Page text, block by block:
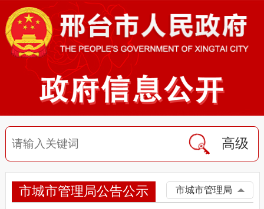
高级
市城市管理局公告公示 市城市管理局